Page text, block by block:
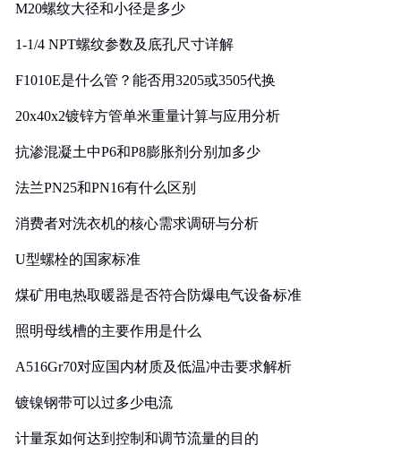
M20螺纹大径和小径是多少
1-1/4 NPT螺纹参数及底孔尺寸详解
F1010E是什么管？能否用3205或3505代换
20x40x2镀锌方管单米重量计算与应用分析
抗渗混凝土中P6和P8膨胀剂分别加多少
法兰PN25和PN16有什么区别
消费者对洗衣机的核心需求调研与分析
U型螺栓的国家标准
煤矿用电热取暖器是否符合防爆电气设备标准
照明母线槽的主要作用是什么
A516Gr70对应国内材质及低温冲击要求解析
镀镍钢带可以过多少电流
计量泵如何达到控制和调节流量的目的